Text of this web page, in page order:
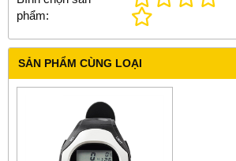
phẩm:
SẢN PHẨM CÙNG LOẠI